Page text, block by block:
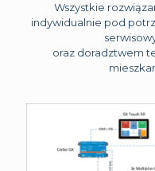
Wszystkie
indywidualnie pod
oraz doradztwem